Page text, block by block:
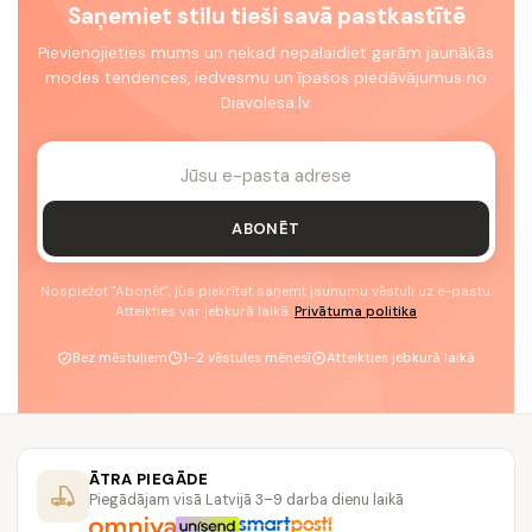
Saņemiet stilu tieši savā pastkastītē
Pievienojieties mums un nekad nepalaidiet garām jaunākās
modes tendences, iedvesmu un īpašos piedāvājumus no
Diavolesa.lv.
ABONĒT
Nospiežot "Abonēt", jūs piekrītat saņemt jaunumu vēstuli uz e-pastu.
Atteikties var jebkurā laikā. Privātuma politika
Bez mēstuļiem 1–2 vēstules mēnesī Atteikties jebkurā laikā
ĀTRA PIEGĀDE
Piegādājam visā Latvijā 3–9 darba dienu laikā